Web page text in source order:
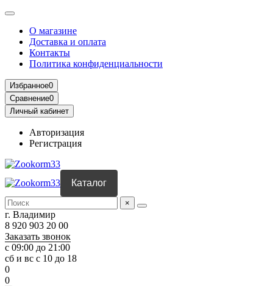
О магазине
Доставка и оплата
Контакты
Политика конфиденциальности
Избранное0
Сравнение0
Личный кабинет
Авторизация
Регистрация
Каталог
×
г. Владимир
8 920 903 20 00
Заказать звонок
с 09:00 до 21:00
сб и вс с 10 до 18
0
0